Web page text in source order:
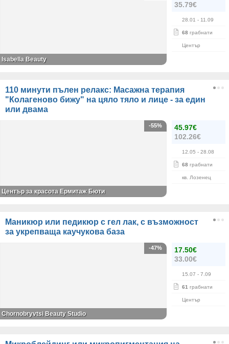
35.79€
28.01 - 11.09
68 грабнати
Център
Isabella Beauty
110 минути пълен релакс: Масажна терапия
"Колагеново бижу" на цяло тяло и лице - за един
или двама
45.97€
102.26€
12.05 - 28.08
68 грабнати
кв. Лозенец
-55%
Център за красота Ермитаж Бюти
Маникюр или педикюр с гел лак, с възможност
за укрепваща каучукова база
17.50€
33.00€
15.07 - 7.09
61 грабнати
Център
-47%
Chornobryvtsi Beauty Studio